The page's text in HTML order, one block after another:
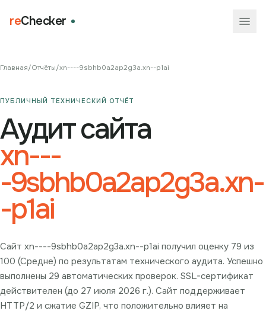
reChecker
Главная/Отчёты/xn----9sbhb0a2ap2g3a.xn--p1ai
ПУБЛИЧНЫЙ ТЕХНИЧЕСКИЙ ОТЧЁТ
Аудит сайта
xn---
-9sbhb0a2ap2g3a.xn-
-p1ai
Сайт xn----9sbhb0a2ap2g3a.xn--p1ai получил оценку 79 из
100 (Средне) по результатам технического аудита. Успешно
выполнены 29 автоматических проверок. SSL-сертификат
действителен (до 27 июля 2026 г.). Сайт поддерживает
HTTP/2 и сжатие GZIP, что положительно влияет на